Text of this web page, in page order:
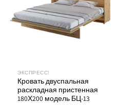
странице
товара.
ЭКСПРЕСС!
Кровать двуспальная
раскладная пристенная
180Х200 модель БЦ-13